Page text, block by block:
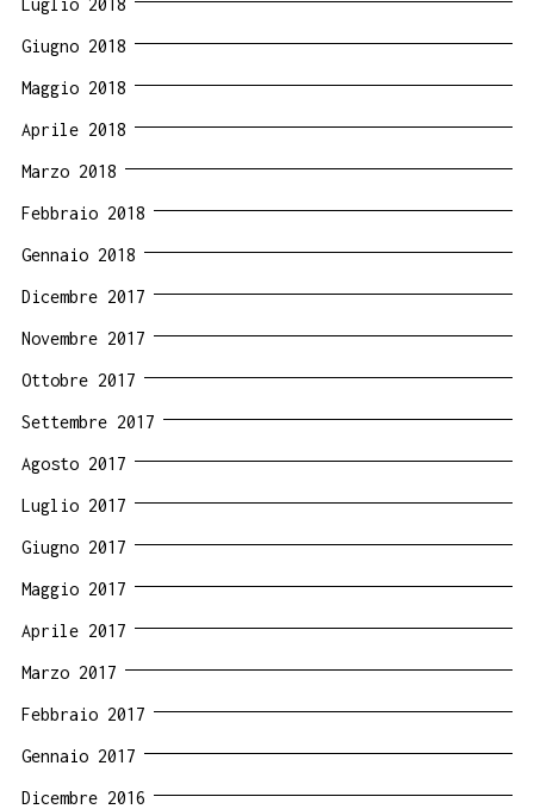
Giugno 2018
Maggio 2018
Aprile 2018
Marzo 2018
Febbraio 2018
Gennaio 2018
Dicembre 2017
Novembre 2017
Ottobre 2017
Settembre 2017
Agosto 2017
Luglio 2017
Giugno 2017
Maggio 2017
Aprile 2017
Marzo 2017
Febbraio 2017
Gennaio 2017
Dicembre 2016